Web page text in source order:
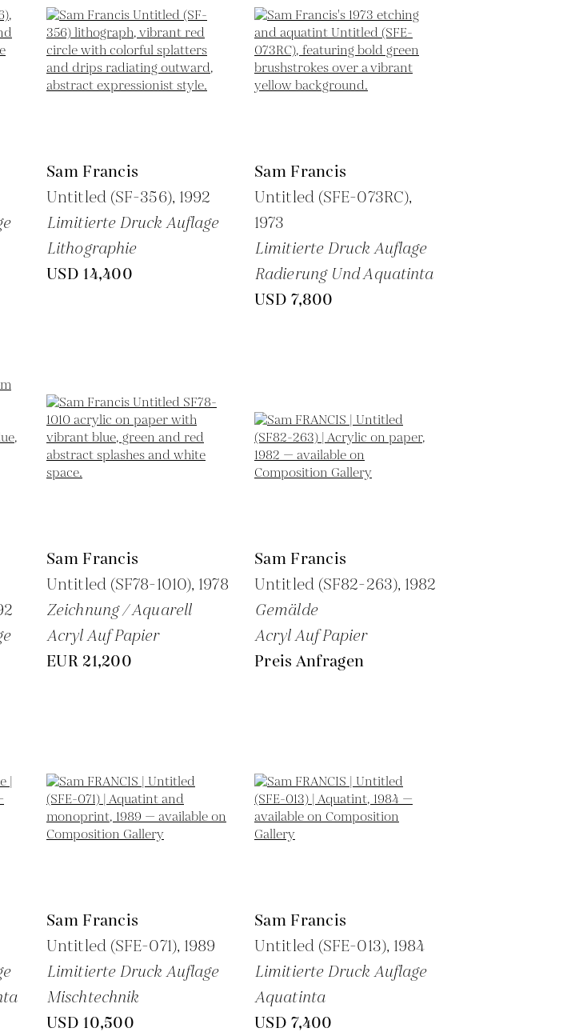
Sam Francis
Untitled (SF-356), 1992
Limitierte Druck Auflage
Lithographie
USD 14,400
Sam Francis
Untitled (SFE-073RC),
1973
Limitierte Druck Auflage
Radierung Und Aquatinta
USD 7,800
Sam Francis
Untitled (SF78-1010), 1978
Zeichnung / Aquarell
Acryl Auf Papier
EUR 21,200
Sam Francis
Untitled (SF82-263), 1982
Gemälde
Acryl Auf Papier
Preis Anfragen
Sam Francis
Untitled (SFE-071), 1989
Limitierte Druck Auflage
Mischtechnik
USD 10,500
Sam Francis
Untitled (SFE-013), 1984
Limitierte Druck Auflage
Aquatinta
USD 7,400